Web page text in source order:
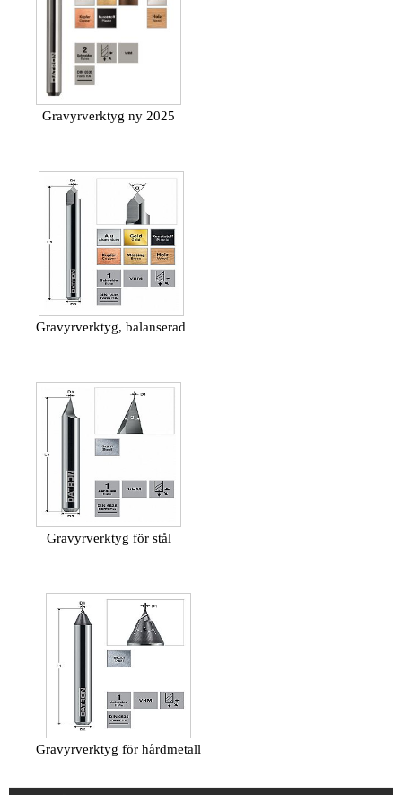
Gravyrverktyg ny 2025
Gravyrverktyg, balanserad
Gravyrverktyg för stål
Gravyrverktyg för hårdmetall